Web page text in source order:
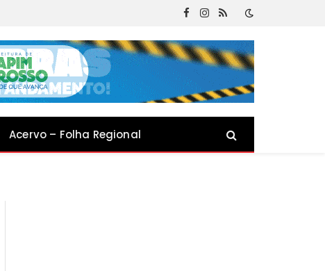
Facebook
Instagram
RSS
Acervo – Folha Regional